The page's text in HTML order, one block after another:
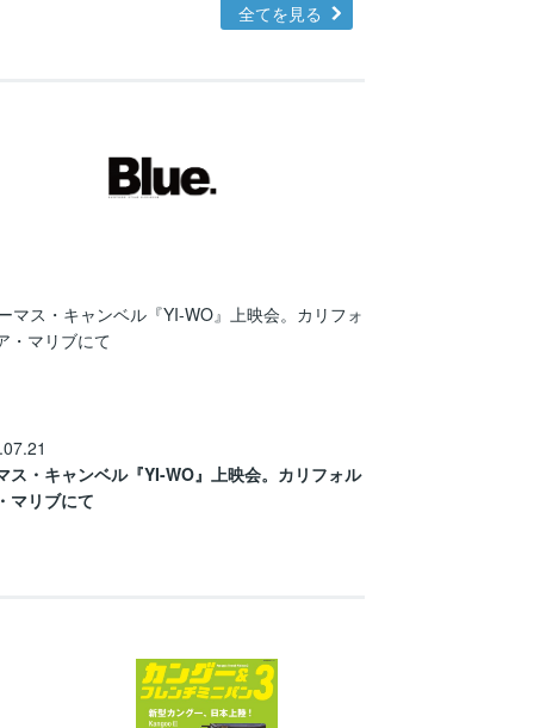
全てを見る
ス・キャンベル『YI-WO』上映会。カリフォル
マリブにて